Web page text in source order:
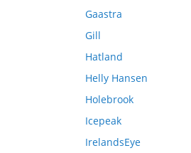
Gaastra
Gill
Hatland
Helly Hansen
Holebrook
Icepeak
IrelandsEye